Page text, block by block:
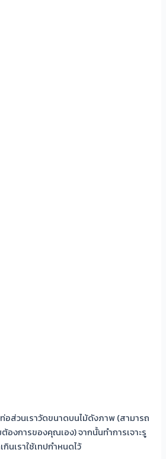
อส่วนเราวัดขนาดบนไม้ดังภาพ (สามารถ
องการของคุณเอง) จากนั้นทำการเจาะรู
นเราใช้เทปกำหนดไว้